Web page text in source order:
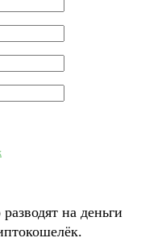
на деньги